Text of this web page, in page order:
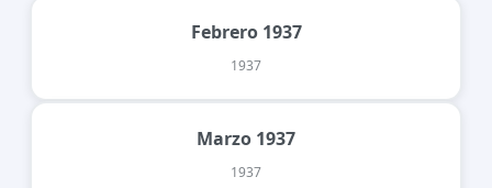
Febrero 1937
1937
Marzo 1937
1937